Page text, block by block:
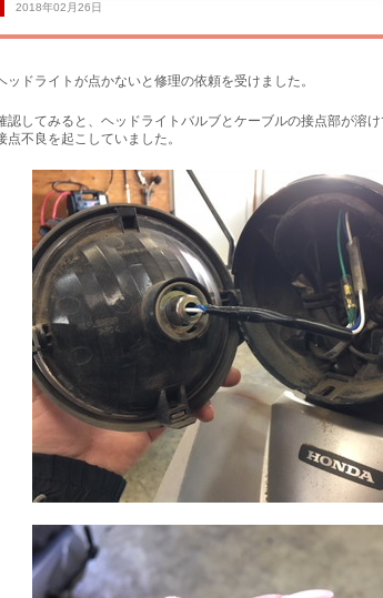
2018年02月26日
ッドライトが点かないと修理の依頼を受けました。
認してみると、ヘッドライトバルブとケーブルの接点部が溶け
点不良を起こしていました。サービス工場
買取専門